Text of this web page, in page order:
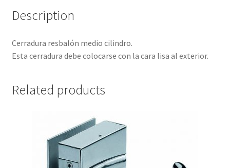
Description
Cerradura resbalón medio cilindro.
Esta cerradura debe colocarse con la cara lisa al exterior.
Related products